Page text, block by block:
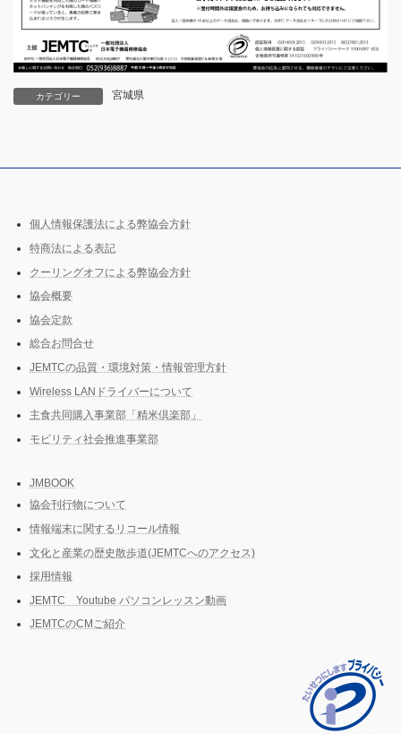
カテゴリー 宮城県
個人情報保護法による弊協会方針
特商法による表記
クーリングオフによる弊協会方針
協会概要
協会定款
総合お問合せ
JEMTCの品質・環境対策・情報管理方針
Wireless LANドライバーについて
主食共同購入事業部「精米倶楽部」
モビリティ社会推進事業部
JMBOOK
協会刊行物について
情報端末に関するリコール情報
文化と産業の歴史散歩道(JEMTCへのアクセス)
採用情報
JEMTC Youtube パソコンレッスン動画
JEMTCのCMご紹介